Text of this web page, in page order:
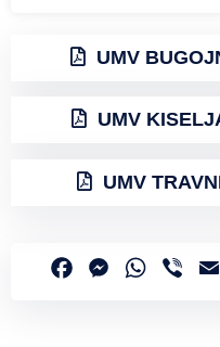
UMV
UMV
UMV
FacebookMessengerViber